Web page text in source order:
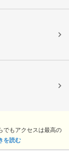
でもアクセスは最高の
を読む